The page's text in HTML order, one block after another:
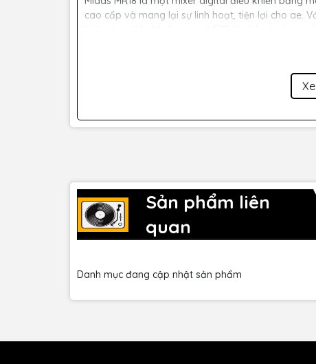
cao cấp và mang lại sự linh hoạt, tiện lợi cho ae.
Tính năng của Midas MR18 Rackmount Digital
- Mixer digital 18 kênh với DSP tích hợp và kiểm
- 40-bit floating-point digital encoding cung cấp
Sản phẩm liên
quan
Danh mục đang cập nhật sản phẩm